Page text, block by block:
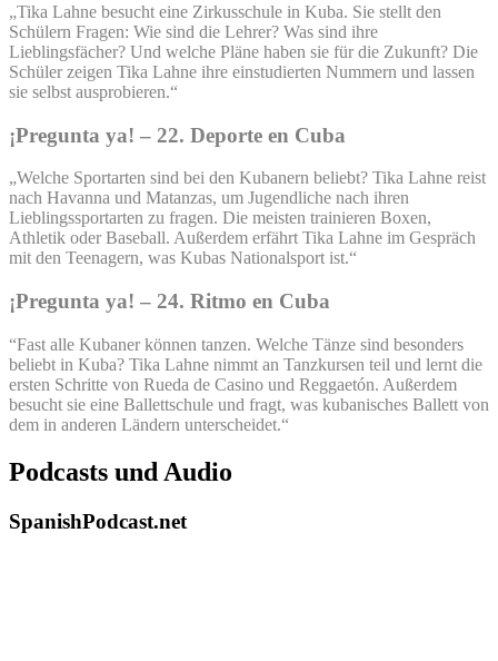
„Tika Lahne besucht eine Zirkusschule in Kuba. Sie stellt den
Schülern Fragen: Wie sind die Lehrer? Was sind ihre
Lieblingsfächer? Und welche Pläne haben sie für die Zukunft? Die
Schüler zeigen Tika Lahne ihre einstudierten Nummern und lassen
sie selbst ausprobieren.“
¡Pregunta ya! – 22. Deporte en Cuba
„Welche Sportarten sind bei den Kubanern beliebt? Tika Lahne reist
nach Havanna und Matanzas, um Jugendliche nach ihren
Lieblingssportarten zu fragen. Die meisten trainieren Boxen,
Athletik oder Baseball. Außerdem erfährt Tika Lahne im Gespräch
mit den Teenagern, was Kubas Nationalsport ist.“
¡Pregunta ya! – 24. Ritmo en Cuba
“Fast alle Kubaner können tanzen. Welche Tänze sind besonders
beliebt in Kuba? Tika Lahne nimmt an Tanzkursen teil und lernt die
ersten Schritte von Rueda de Casino und Reggaetón. Außerdem
besucht sie eine Ballettschule und fragt, was kubanisches Ballett von
dem in anderen Ländern unterscheidet.“
Podcasts und Audio
SpanishPodcast.net